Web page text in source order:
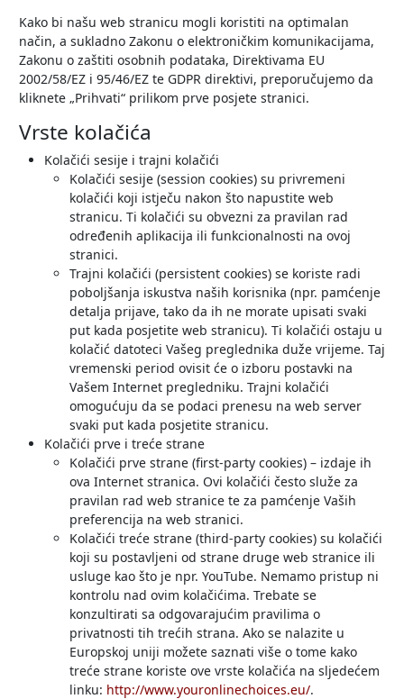
Kako bi našu web stranicu mogli koristiti na optimalan
način, a sukladno Zakonu o elektroničkim komunikacijama,
Zakonu o zaštiti osobnih podataka, Direktivama EU
2002/58/EZ i 95/46/EZ te GDPR direktivi, preporučujemo da
kliknete „Prihvati“ prilikom prve posjete stranici.
Vrste kolačića
Kolačići sesije i trajni kolačići
Kolačići sesije (session cookies) su privremeni
kolačići koji istječu nakon što napustite web
stranicu. Ti kolačići su obvezni za pravilan rad
određenih aplikacija ili funkcionalnosti na ovoj
stranici.
Trajni kolačići (persistent cookies) se koriste radi
poboljšanja iskustva naših korisnika (npr. pamćenje
detalja prijave, tako da ih ne morate upisati svaki
put kada posjetite web stranicu). Ti kolačići ostaju u
kolačić datoteci Vašeg preglednika duže vrijeme. Taj
vremenski period ovisit će o izboru postavki na
Vašem Internet pregledniku. Trajni kolačići
omogućuju da se podaci prenesu na web server
svaki put kada posjetite stranicu.
Kolačići prve i treće strane
Kolačići prve strane (first-party cookies) – izdaje ih
ova Internet stranica. Ovi kolačići često služe za
pravilan rad web stranice te za pamćenje Vaših
preferencija na web stranici.
Kolačići treće strane (third-party cookies) su kolačići
koji su postavljeni od strane druge web stranice ili
usluge kao što je npr. YouTube. Nemamo pristup ni
kontrolu nad ovim kolačićima. Trebate se
konzultirati sa odgovarajućim pravilima o
privatnosti tih trećih strana. Ako se nalazite u
Europskoj uniji možete saznati više o tome kako
treće strane koriste ove vrste kolačića na sljedećem
linku: http://www.youronlinechoices.eu/.